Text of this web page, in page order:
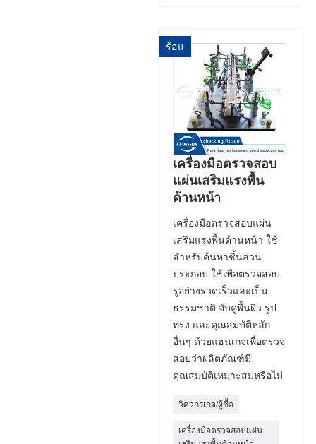
ร้อน
เครื่องมือตรวจสอบ
แผ่นเสริมแรงพื้น
ด้านหน้า
เครื่องมือตรวจสอบแผ่น
เสริมแรงพื้นด้านหน้า ใช้
สำหรับค้นหาชิ้นส่วน
ประกอบ ใช้เพื่อตรวจสอบ
รูอย่างรวดเร็วและเป็น
ธรรมชาติ จับคู่พื้นผิว รูป
ทรง และคุณสมบัติหลัก
อื่นๆ ด้วยแฮนเกจเพื่อตรวจ
สอบว่าผลิตภัณฑ์มี
คุณสมบัติเหมาะสมหรือไม่
วิศวกรเกจ/ผู้ซื้อ
เครื่องมือตรวจสอบแผ่น